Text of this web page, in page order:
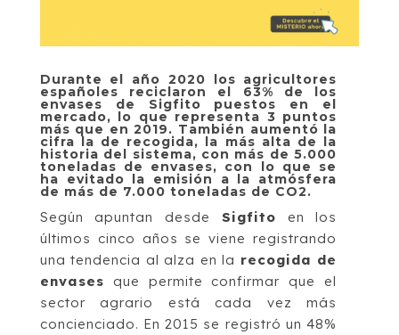
Durante el año 2020 los agricultores
españoles reciclaron el 63% de los
envases de Sigfito puestos en el
mercado, lo que representa 3 puntos
más que en 2019. También aumentó la
cifra la de recogida, la más alta de la
historia del sistema, con más de 5.000
toneladas de envases, con lo que se
ha evitado la emisión a la atmósfera
de más de 7.000 toneladas de CO2.
Según apuntan desde Sigfito en los
últimos cinco años se viene registrando
una tendencia al alza en la recogida de
envases que permite confirmar que el
sector agrario está cada vez más
concienciado. En 2015 se registró un 48%